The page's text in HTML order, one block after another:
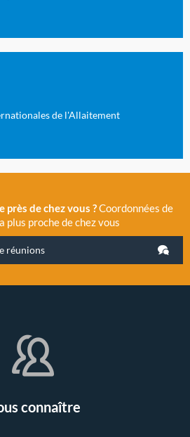
de l'Allaitement
de l’Allaitement, un
organisé par LLL France.
de chez vous ?Coordonnées de
plus proche de chez vous
réunions
connaître